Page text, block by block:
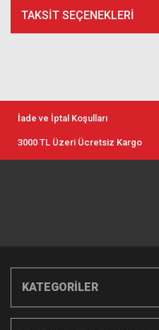
TAKSIT SEÇENEKLERI
İade ve İptal Koşulları
3000 TL Üzeri Ücretsiz Kargo
KATEGORİLER